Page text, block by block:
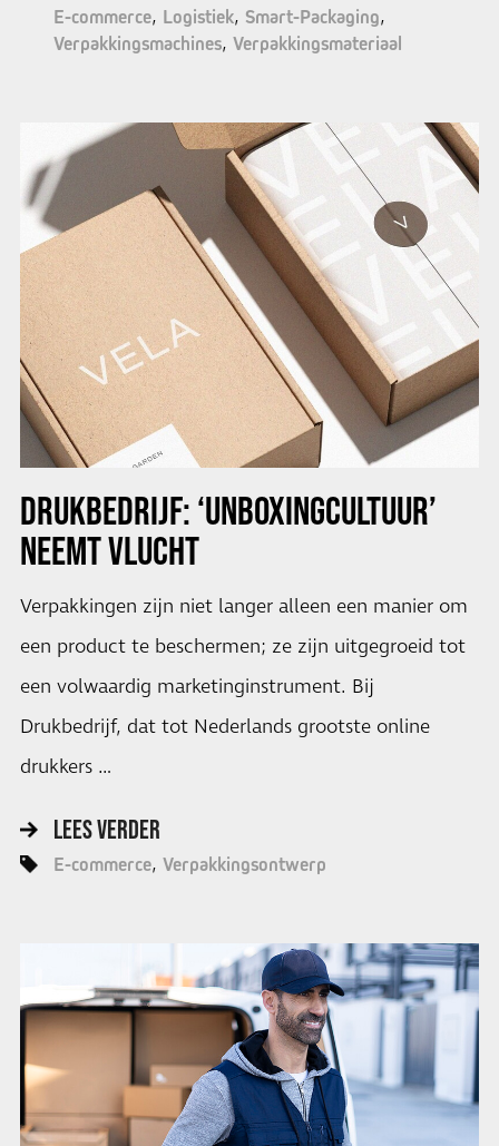
E-commerce Logistiek Smart-Packaging
Verpakkingsmachines Verpakkingsmateriaal
DRUKBEDRIJF: ‘UNBOXINGCULTUUR’
NEEMT VLUCHT
Verpakkingen zijn niet langer alleen een manier om
een product te beschermen; ze zijn uitgegroeid tot
een volwaardig marketinginstrument. Bij
Drukbedrijf, dat tot Nederlands grootste online
drukkers …
LEES VERDER
E-commerce Verpakkingsontwerp